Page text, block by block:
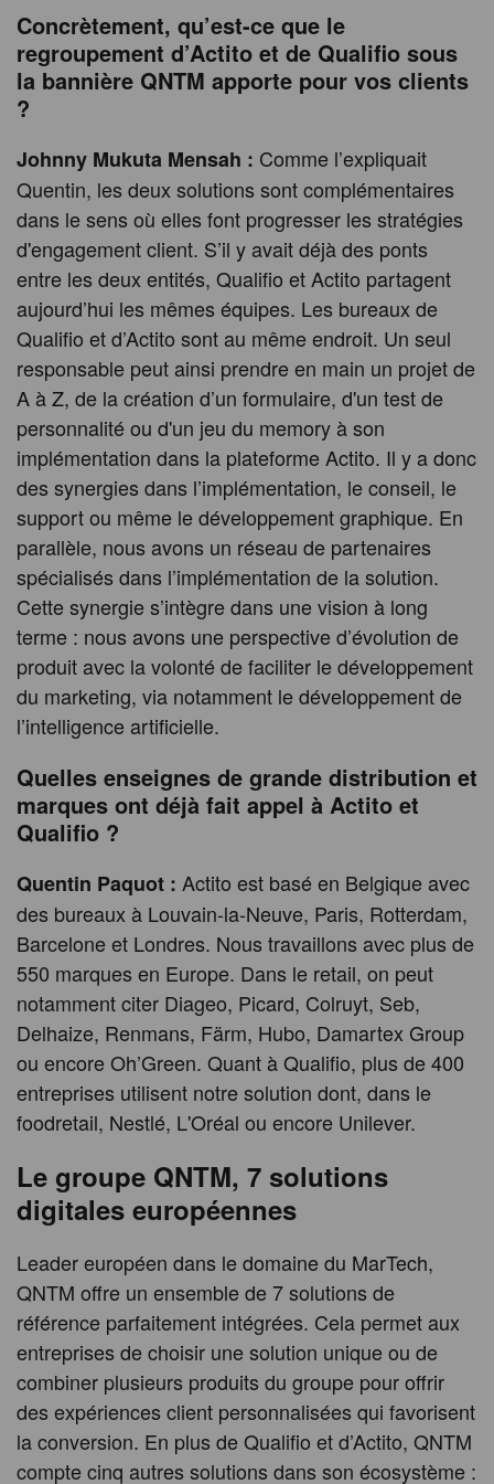
Concrètement, qu’est-ce que le
regroupement d’Actito et de Qualifio sous
la bannière QNTM apporte pour vos clients
?
Johnny Mukuta Mensah : Comme l’expliquait
Quentin, les deux solutions sont complémentaires
dans le sens où elles font progresser les stratégies
d'engagement client. S’il y avait déjà des ponts
entre les deux entités, Qualifio et Actito partagent
aujourd’hui les mêmes équipes. Les bureaux de
Qualifio et d’Actito sont au même endroit. Un seul
responsable peut ainsi prendre en main un projet de
A à Z, de la création d’un formulaire, d'un test de
personnalité ou d'un jeu du memory à son
implémentation dans la plateforme Actito. Il y a donc
des synergies dans l’implémentation, le conseil, le
support ou même le développement graphique. En
parallèle, nous avons un réseau de partenaires
spécialisés dans l’implémentation de la solution.
Cette synergie s’intègre dans une vision à long
terme : nous avons une perspective d’évolution de
produit avec la volonté de faciliter le développement
du marketing, via notamment le développement de
l’intelligence artificielle.
Quelles enseignes de grande distribution et
marques ont déjà fait appel à Actito et
Qualifio ?
Quentin Paquot : Actito est basé en Belgique avec
des bureaux à Louvain-la-Neuve, Paris, Rotterdam,
Barcelone et Londres. Nous travaillons avec plus de
550 marques en Europe. Dans le retail, on peut
notamment citer Diageo, Picard, Colruyt, Seb,
Delhaize, Renmans, Färm, Hubo, Damartex Group
ou encore Oh’Green. Quant à Qualifio, plus de 400
entreprises utilisent notre solution dont, dans le
foodretail, Nestlé, L'Oréal ou encore Unilever.
Le groupe QNTM, 7 solutions
digitales européennes
Leader européen dans le domaine du MarTech,
QNTM offre un ensemble de 7 solutions de
référence parfaitement intégrées. Cela permet aux
entreprises de choisir une solution unique ou de
combiner plusieurs produits du groupe pour offrir
des expériences client personnalisées qui favorisent
la conversion. En plus de Qualifio et d’Actito, QNTM
compte cinq autres solutions dans son écosystème :